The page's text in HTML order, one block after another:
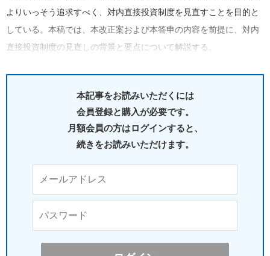
よりいっそう追求すべく、対内直接投資制度を見直すことを目的と
している。本稿では、本改正案および本答申の内容を前提に、対内
直接投資制度の見直しの背景と要点について解説する。
本記事をお読みいただくには
会員登録と購入が必要です。
月額会員の方はログインすると、
続きをお読みいただけます。